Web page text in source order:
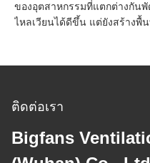
ของอุตสาหกรรมที่แตกต่างกันพั
ไหลเวียนได้ดีขึ้น แต่ยังสร้างพื้
ติดต่อเรา
Bigfans